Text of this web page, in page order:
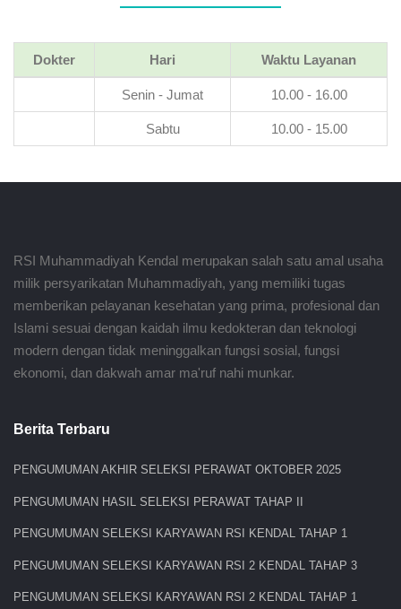
Klinik Spesialis Jiwa / Psikiatri
Klinik Spesialis Mata
Klinik Gigi
Klinik Spesialis Rehabilitasi Medik
Klinik Spesialis Paru
Klinik Spesialis Radiologi
Klinik Spesialis Geriatri
Klinik Terapi Akupuntur dan Bekam Medik
Dokter Hari Waktu Layanan
Senin - Jumat 10.00 - 16.00
Sabtu 10.00 - 15.00
RSI Muhammadiyah Kendal merupakan salah satu amal usaha
milik persyarikatan Muhammadiyah, yang memiliki tugas
memberikan pelayanan kesehatan yang prima, profesional dan
Islami sesuai dengan kaidah ilmu kedokteran dan teknologi
modern dengan tidak meninggalkan fungsi sosial, fungsi
ekonomi, dan dakwah amar ma'ruf nahi munkar.
Berita Terbaru
PENGUMUMAN AKHIR SELEKSI PERAWAT OKTOBER 2025
PENGUMUMAN HASIL SELEKSI PERAWAT TAHAP II
PENGUMUMAN SELEKSI KARYAWAN RSI KENDAL TAHAP 1
PENGUMUMAN SELEKSI KARYAWAN RSI 2 KENDAL TAHAP 3
PENGUMUMAN SELEKSI KARYAWAN RSI 2 KENDAL TAHAP 1